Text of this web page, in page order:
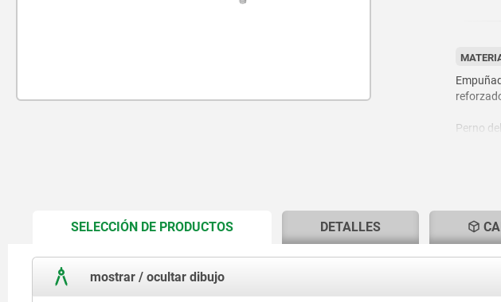
Perno
SELECCIÓN DE PRODUCTOSCURRENT
DETALLES
mostrar / ocultar dibujo